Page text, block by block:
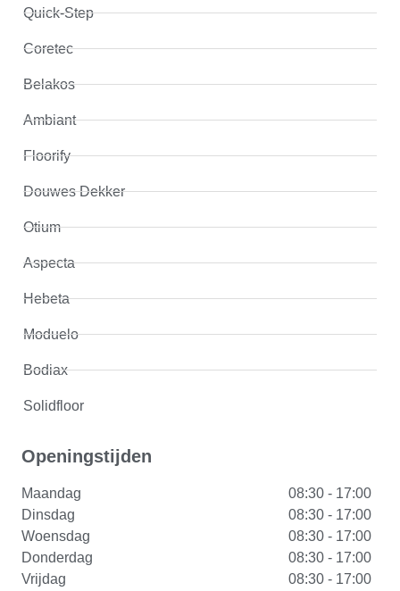
Quick-Step
Coretec
Belakos
Ambiant
Floorify
Douwes Dekker
Otium
Aspecta
Hebeta
Moduelo
Bodiax
Solidfloor
Openingstijden
Maandag
08:30 - 17:00
Dinsdag
08:30 - 17:00
Woensdag
08:30 - 17:00
Donderdag
08:30 - 17:00
Vrijdag
08:30 - 17:00